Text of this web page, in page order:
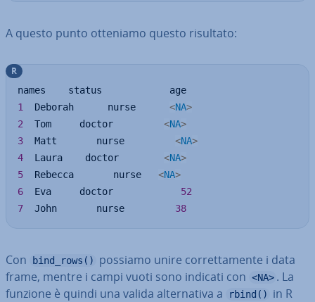
A questo punto otteniamo questo risultato:
1
  Deborah      nurse
<NA>
2
  Tom     doctor
<NA>
3
  Matt       nurse
<NA>
4
  Laura    doctor
<NA>
5
  Rebecca       nurse
<NA>
6
  Eva     doctor
52
7
  John       nurse
38
R
Con bind_rows()
possiamo unire cor­ret­ta­men­te i data
frame, mentre i campi vuoti sono indicati con <NA> . La
funzione è quindi una valida al­ter­na­ti­va a
rbind()
in R